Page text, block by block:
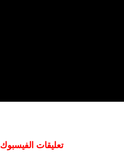
تعليقات الفيسبوك